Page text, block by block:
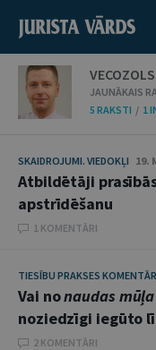
JAUNĀKAIS
5 RAKSTI / 1
SKAIDROJUMI. VIEDOKĻI 19.
Atbildētāji
apstrīdēšanu
1 KOMENTĀRI
TIESĪBU PRAKSES
Vai nonaudas mūļa
noziedzīgi iegūto
2 KOMENTĀRI